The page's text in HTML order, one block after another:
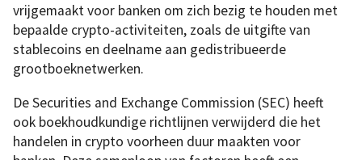
vrijgemaakt voor banken om zich bezig te houden met
bepaalde crypto-activiteiten, zoals de uitgifte van
stablecoins en deelname aan gedistribueerde
grootboeknetwerken.
De Securities and Exchange Commission (SEC) heeft
ook boekhoudkundige richtlijnen verwijderd die het
handelen in crypto voorheen duur maakten voor